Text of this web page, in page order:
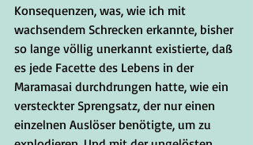
Konsequenzen, was, wie ich mit
wachsendem Schrecken erkannte, bisher
so lange völlig unerkannt existierte, daß
es jede Facette des Lebens in der
Maramasai durchdrungen hatte, wie ein
versteckter Sprengsatz, der nur einen
einzelnen Auslöser benötigte, um zu